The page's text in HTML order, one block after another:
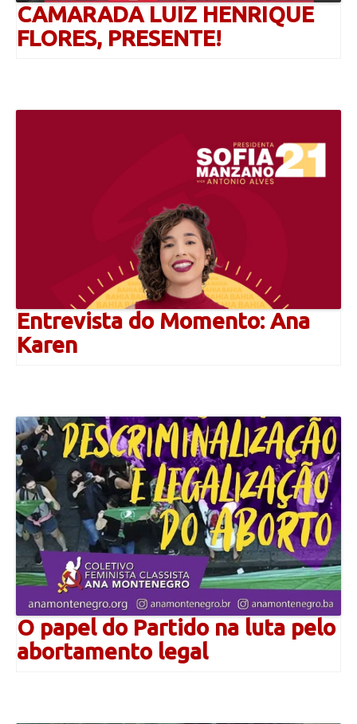
CAMARADA LUIZ HENRIQUE
FLORES, PRESENTE!
Entrevista do Momento: Ana
Karen
O papel do Partido na luta pelo
abortamento legal